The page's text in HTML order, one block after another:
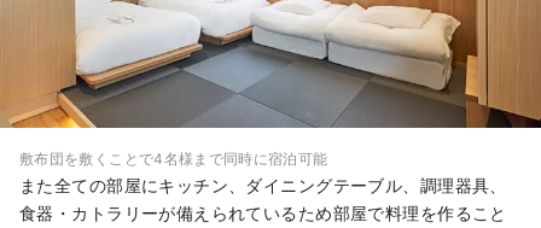
敷布団を敷くことで4名様まで同時に宿泊可能
また全ての部屋にキッチン、ダイニングテーブル、調理器具、
食器・カトラリーが備えられているため部屋で料理を作ること